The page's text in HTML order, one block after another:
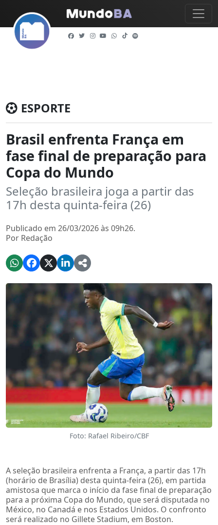
ESPORTE
Brasil enfrenta França em
fase final de preparação para
Copa do Mundo
Seleção brasileira joga a partir das
17h desta quinta-feira (26)
Publicado em 26/03/2026 às 09h26.
Por Redação
Foto: Rafael Ribeiro/CBF
A seleção brasileira enfrenta a França, a partir das 17h
(horário de Brasília) desta quinta-feira (26), em partida
amistosa que marca o início da fase final de preparação
para a próxima Copa do Mundo, que será disputada no
México, no Canadá e nos Estados Unidos. O confronto
será realizado no Gillete Stadium, em Boston.